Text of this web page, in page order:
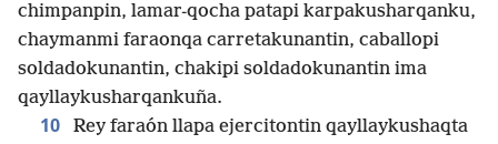
chimpanpin, lamar-qocha patapi karpakusharqanku,
chaymanmi faraonqa carretakunantin, caballopi
soldadokunantin, chakipi soldadokunantin ima
qayllaykusharqankuña.
10
Rey faraón llapa ejercitontin qayllaykushaqta